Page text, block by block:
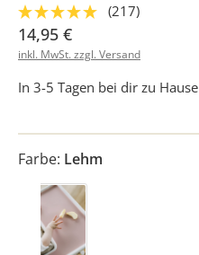
(217)
14,95 €
inkl. MwSt. zzgl. Versand
In 3-5 Tagen bei dir zu Hause
Farbe: Lehm
Altrosa